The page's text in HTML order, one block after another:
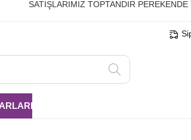
SATIŞLARIMIZ TOPTANDIR PEREKENDE